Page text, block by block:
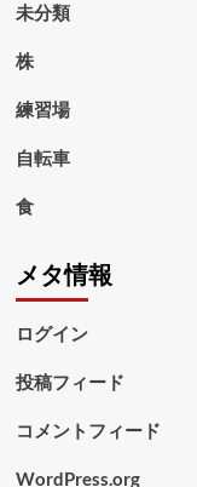
未分類
株
練習場
自転車
食
メタ情報
ログイン
投稿フィード
コメントフィード
WordPress.org